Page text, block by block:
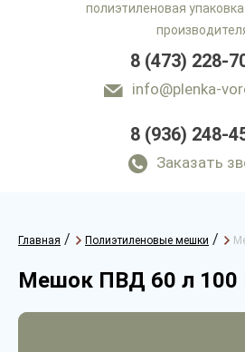
полиэтиленовая
8 (473) 228-
info@plenka-
8 (936) 248-
Заказать
Главная / Полиэтиленовые мешки /
Мешок ПВД 60 л